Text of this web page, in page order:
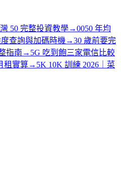
50 完整投資教學→0050 年均
查詢與加碼時機 →30 歲前要完
指南 → 5G 吃到飽三家電信比較
租實算→ 5K 10K 訓練 2026｜菜